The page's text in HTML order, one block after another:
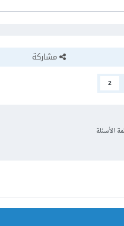
مشاركة
2
الأسئلة